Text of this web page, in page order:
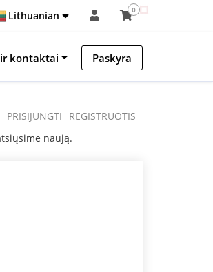
Lithuanian 0
ir kontaktai Paskyra
PRISIJUNGTI
REGISTRUOTIS
naują.